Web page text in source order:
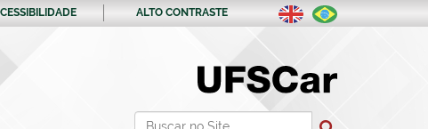
Busca
ALTO CONTRASTE